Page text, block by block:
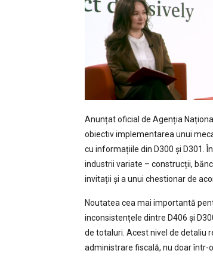
Anunțat oficial de Agenția
obiectiv implementarea unui
cu informațiile din D300 și D301.
industrii variate – construcții,
invitații și a unui chestionar de
Noutatea cea mai importantă
inconsistențele dintre D406 și
de totaluri. Acest nivel de detaliu
administrare fiscală, nu doar